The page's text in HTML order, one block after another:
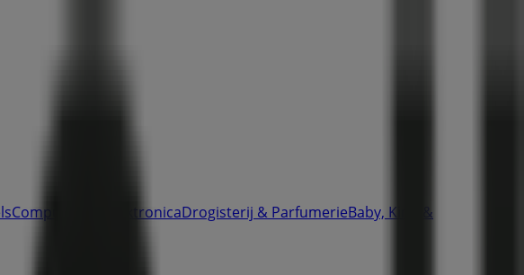
Computers & ElektronicaDrogisterij & ParfumerieBaby, Kind &